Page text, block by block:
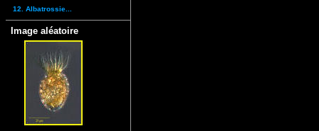
12. Albatrossie...
Image aléatoire